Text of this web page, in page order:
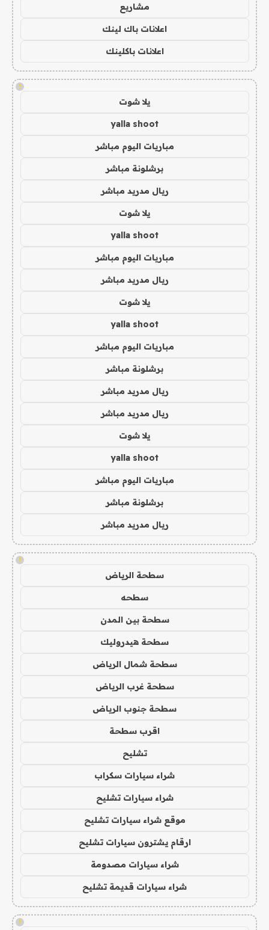
مشاريع
اعلانات باك لينك
اعلانات باكلينك
!
يلا شوت
yalla shoot
مباريات اليوم مباشر
برشلونة مباشر
ريال مدريد مباشر
يلا شوت
yalla shoot
مباريات اليوم مباشر
ريال مدريد مباشر
يلا شوت
yalla shoot
مباريات اليوم مباشر
برشلونة مباشر
ريال مدريد مباشر
ريال مدريد مباشر
يلا شوت
yalla shoot
مباريات اليوم مباشر
برشلونة مباشر
ريال مدريد مباشر
!
سطحة الرياض
سطحه
سطحة بين المدن
سطحة هيدروليك
سطحة شمال الرياض
سطحة غرب الرياض
سطحة جنوب الرياض
اقرب سطحة
تشليح
شراء سيارات سكراب
شراء سيارات تشليح
موقع شراء سيارات تشليح
ارقام يشترون سيارات تشليح
شراء سيارات مصدومة
شراء سيارات قديمة تشليح
!